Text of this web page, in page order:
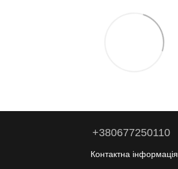
+380677250110
Контактна інформація